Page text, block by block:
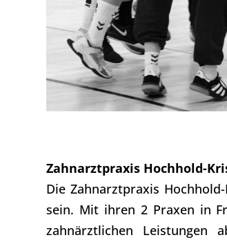
Zahnarztpraxis Hochhold-
Die Zahnarztpraxis
sein. Mit ihren 2 Praxen in
zahnärztlichen